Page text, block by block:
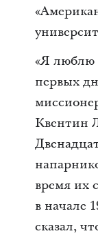
«Я люблю
первых
Квентин
время их
в начале
сказал,